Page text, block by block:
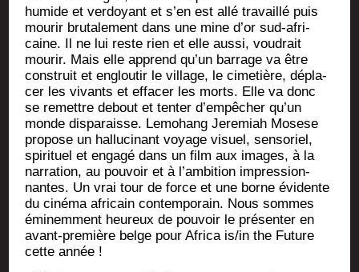
humide et ver­doyant et s’en est allé tra­vaillé puis
mou­rir bru­ta­le­ment dans une mine d’or sud-afri­
caine. Il ne lui reste rien et elle aus­si, vou­drait
mou­rir. Mais elle apprend qu’un bar­rage va être
construit et englou­tir le vil­lage, le cime­tière, dépla­
cer les vivants et effa­cer les morts. Elle va donc
se remettre debout et ten­ter d’empêcher qu’un
monde dis­pa­raisse. Lemo­hang Jere­miah Mosese
pro­pose un hal­lu­ci­nant voyage visuel, sen­so­riel,
spi­ri­tuel et enga­gé dans un film aux images, à la
nar­ra­tion, au pou­voir et à l’ambition impres­sion­
nantes. Un vrai tour de force et une borne évi­dente
du ciné­ma afri­cain contem­po­rain. Nous sommes
émi­nem­ment heu­reux de pou­voir le pré­sen­ter en
avant-pre­mière belge pour Afri­ca is/in the Future
cette année !